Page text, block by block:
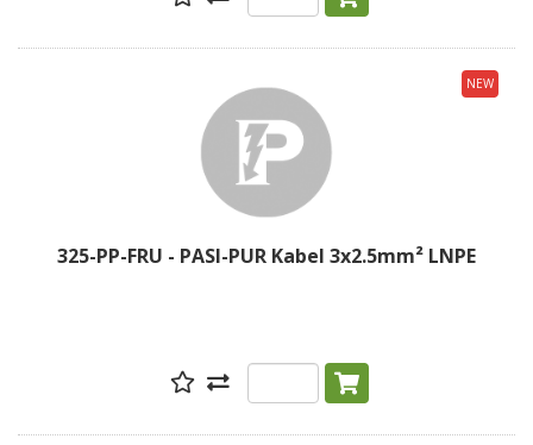
NEW
325-PP-FRU - PASI-PUR Kabel 3x2.5mm² LNPE